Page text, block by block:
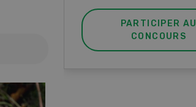
PARTICIPER AU
CONCOURS